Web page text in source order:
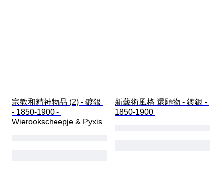
宗教和精神物品 (2) - 鍍銀
- 1850-1900 -
Wierookscheepje & Pyxis
新藝術風格 還願物 - 鍍銀 -
1850-1900